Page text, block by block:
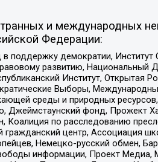
и международных
Федерации:
поддержку демократии,
развитию, Национальный
Институт, Открытая
Выборы,
среды и природных
Джеймстаунский фонд, Прожект
Коалиция по расследованию
гражданский центр, Ассоциация
Немецко-русский обмен,
информации, Проект Медиа,